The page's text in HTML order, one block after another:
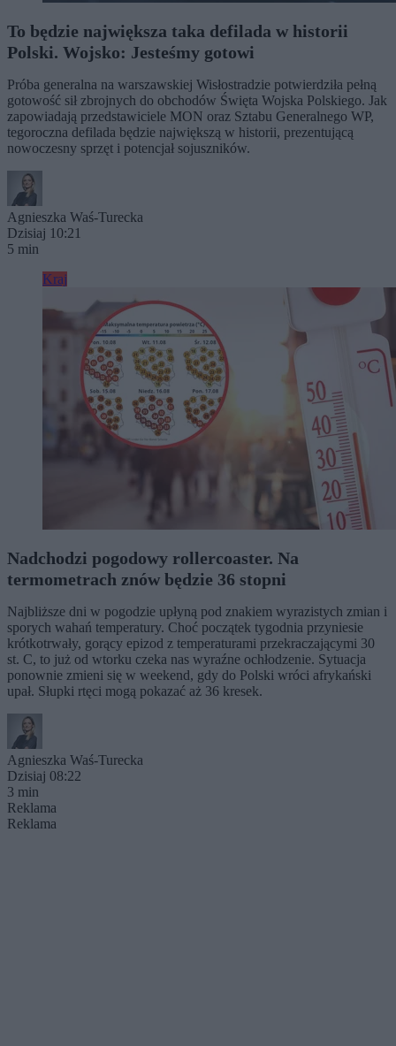
To będzie największa taka defilada w historii
Polski. Wojsko: Jesteśmy gotowi
Próba generalna na warszawskiej Wisłostradzie potwierdziła pełną
gotowość sił zbrojnych do obchodów Święta Wojska Polskiego. Jak
zapowiadają przedstawiciele MON oraz Sztabu Generalnego WP,
tegoroczna defilada będzie największą w historii, prezentującą
nowoczesny sprzęt i potencjał sojuszników.
Agnieszka Waś-Turecka
Dzisiaj 10:21
5 min
Kraj
Nadchodzi pogodowy rollercoaster. Na
termometrach znów będzie 36 stopni
Najbliższe dni w pogodzie upłyną pod znakiem wyrazistych zmian i
sporych wahań temperatury. Choć początek tygodnia przyniesie
krótkotrwały, gorący epizod z temperaturami przekraczającymi 30
st. C, to już od wtorku czeka nas wyraźne ochłodzenie. Sytuacja
ponownie zmieni się w weekend, gdy do Polski wróci afrykański
upał. Słupki rtęci mogą pokazać aż 36 kresek.
Agnieszka Waś-Turecka
Dzisiaj 08:22
3 min
Reklama
Reklama